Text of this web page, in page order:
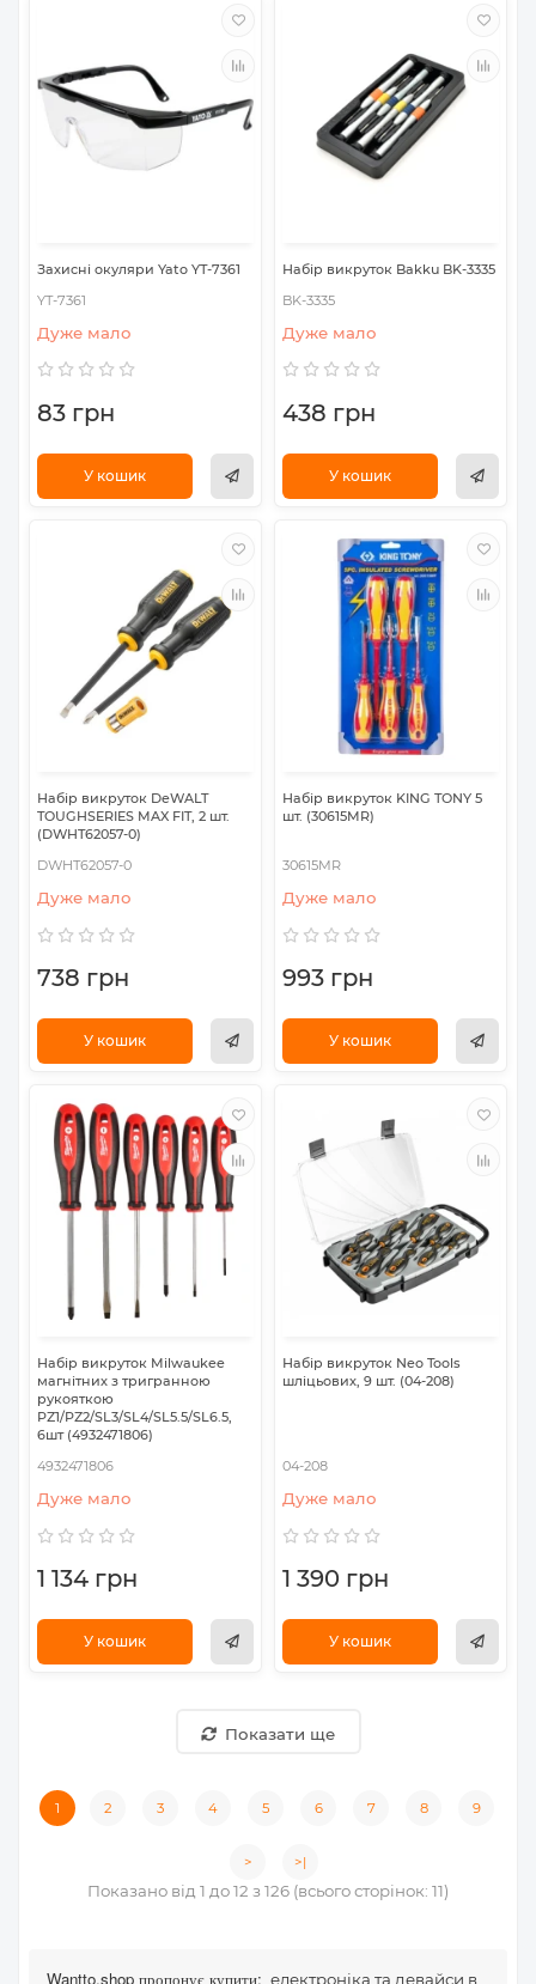
Захисні окуляри Yato YT-7361
YT-7361
Дуже мало
83 грн
У кошик
Набір викруток Bakku BK-3335
BK-3335
Дуже мало
438 грн
У кошик
Набір викруток DeWALT
TOUGHSERIES MAX FIT, 2 шт.
(DWHT62057-0)
DWHT62057-0
Дуже мало
738 грн
У кошик
Набір викруток KING TONY 5
шт. (30615MR)
30615MR
Дуже мало
993 грн
У кошик
Набір викруток Milwaukee
магнітних з тригранною
рукояткою
PZ1/PZ2/SL3/SL4/SL5.5/SL6.5,
6шт (4932471806)
4932471806
Дуже мало
1 134 грн
У кошик
Набір викруток Neo Tools
шліцьових, 9 шт. (04-208)
04-208
Дуже мало
1 390 грн
У кошик
Показати ще
1 2 3 4 5 6 7 8 9
> >|
Показано від 1 до 12 з 126 (всього сторінок: 11)
Wantto.shop пропонує купити: електроніка та девайси в